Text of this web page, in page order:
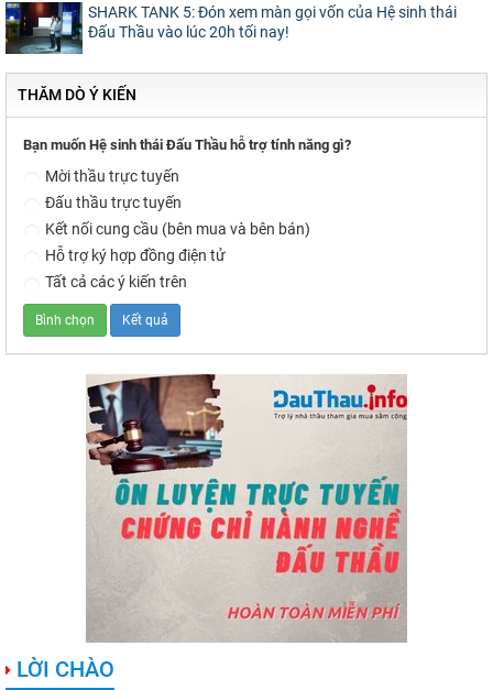
SHARK TANK 5: Đón xem màn gọi vốn của Hệ sinh thái
Đấu Thầu vào lúc 20h tối nay!
THĂM DÒ Ý KIẾN
Bạn muốn Hệ sinh thái Đấu Thầu hỗ trợ tính năng gì?
Mời thầu trực tuyến
Đấu thầu trực tuyến
Kết nối cung cầu (bên mua và bên bán)
Hỗ trợ ký hợp đồng điện tử
Tất cả các ý kiến trên
LỜI CHÀO